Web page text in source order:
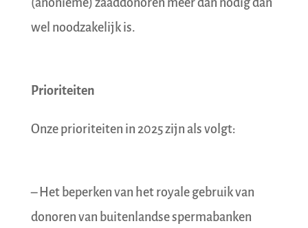
wel noodzakelijk is.
Prioriteiten
Onze prioriteiten in 2025 zijn als volgt:
– Het beperken van het royale gebruik van
donoren van buitenlandse spermabanken